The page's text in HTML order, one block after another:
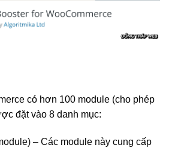
có hơn 100 module (cho phép
đặt vào 8 danh mục:
– Các module này cung cấp